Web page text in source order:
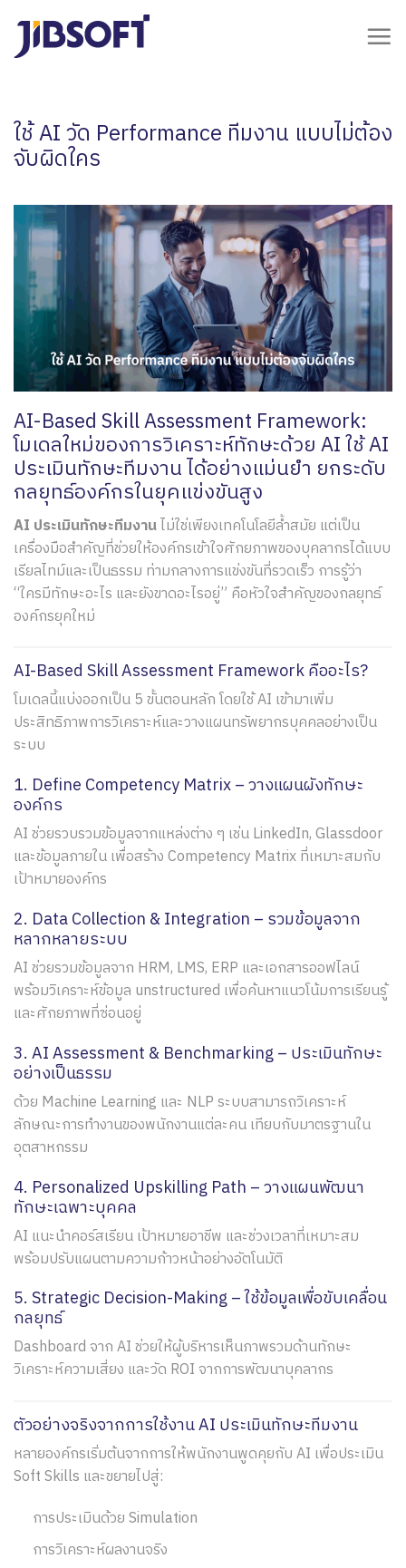
content
ใช้ AI วัด Performance ทีมงาน แบบไม่ต้อง
จับผิดใคร
AI-Based Skill Assessment Framework:
โมเดลใหม่ของการวิเคราะห์ทักษะด้วย AI ใช้ AI
ประเมินทักษะทีมงาน ได้อย่างแม่นยำ ยกระดับ
กลยุทธ์องค์กรในยุคแข่งขันสูง
AI ประเมินทักษะทีมงานไม่ใช่เพียงเทคโนโลยีล้ำสมัย แต่เป็น
เครื่องมือสำคัญที่ช่วยให้องค์กรเข้าใจศักยภาพของบุคลากรได้แบบ
เรียลไทม์และเป็นธรรม ท่ามกลางการแข่งขันที่รวดเร็ว การรู้ว่า
“ใครมีทักษะอะไร และยังขาดอะไรอยู่” คือหัวใจสำคัญของกลยุทธ์
องค์กรยุคใหม่
AI-Based Skill Assessment Framework คืออะไร?
โมเดลนี้แบ่งออกเป็น 5 ขั้นตอนหลัก โดยใช้ AI เข้ามาเพิ่ม
ประสิทธิภาพการวิเคราะห์และวางแผนทรัพยากรบุคคลอย่างเป็น
ระบบ
1. Define Competency Matrix – วางแผนผังทักษะ
องค์กร
AI ช่วยรวบรวมข้อมูลจากแหล่งต่าง ๆ เช่น LinkedIn, Glassdoor
และข้อมูลภายใน เพื่อสร้าง Competency Matrix ที่เหมาะสมกับ
เป้าหมายองค์กร
2. Data Collection & Integration – รวมข้อมูลจาก
หลากหลายระบบ
AI ช่วยรวมข้อมูลจาก HRM, LMS, ERP และเอกสารออฟไลน์
พร้อมวิเคราะห์ข้อมูล unstructured เพื่อค้นหาแนวโน้มการเรียนรู้
และศักยภาพที่ซ่อนอยู่
3. AI Assessment & Benchmarking – ประเมินทักษะ
อย่างเป็นธรรม
ด้วย Machine Learning และ NLP ระบบสามารถวิเคราะห์
ลักษณะการทำงานของพนักงานแต่ละคน เทียบกับมาตรฐานใน
อุตสาหกรรม
4. Personalized Upskilling Path – วางแผนพัฒนา
ทักษะเฉพาะบุคคล
AI แนะนำคอร์สเรียน เป้าหมายอาชีพ และช่วงเวลาที่เหมาะสม
พร้อมปรับแผนตามความก้าวหน้าอย่างอัตโนมัติ
5. Strategic Decision-Making – ใช้ข้อมูลเพื่อขับเคลื่อน
กลยุทธ์
Dashboard จาก AI ช่วยให้ผู้บริหารเห็นภาพรวมด้านทักษะ
วิเคราะห์ความเสี่ยง และวัด ROI จากการพัฒนาบุคลากร
ตัวอย่างจริงจากการใช้งาน AI ประเมินทักษะทีมงาน
หลายองค์กรเริ่มต้นจากการให้พนักงานพูดคุยกับ AI เพื่อประเมิน
Soft Skills และขยายไปสู่:
การประเมินด้วย Simulation
การวิเคราะห์ผลงานจริง